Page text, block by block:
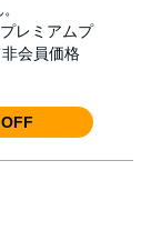
レミアムプ
会員価格